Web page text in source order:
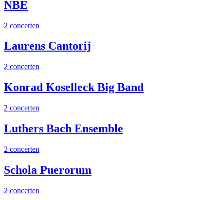
NBE
2 concerten
Laurens Cantorij
2 concerten
Konrad Koselleck Big Band
2 concerten
Luthers Bach Ensemble
2 concerten
Schola Puerorum
2 concerten